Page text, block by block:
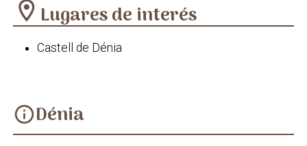
location_on Lugares de interés
Castell de Dénia
infoDénia